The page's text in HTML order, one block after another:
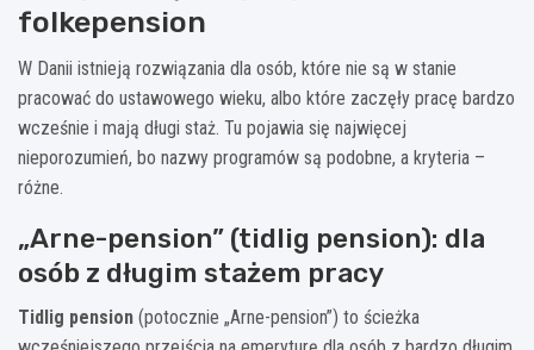
folkepension
W Danii istnieją rozwiązania dla osób, które nie są w stanie
pracować do ustawowego wieku, albo które zaczęły pracę bardzo
wcześnie i mają długi staż. Tu pojawia się najwięcej
nieporozumień, bo nazwy programów są podobne, a kryteria –
różne.
„Arne-pension” (tidlig pension): dla
osób z długim stażem pracy
Tidlig pension (potocznie „Arne-pension”) to ścieżka